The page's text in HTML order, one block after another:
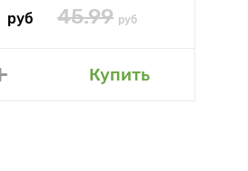
руб 45.99 руб
Купить